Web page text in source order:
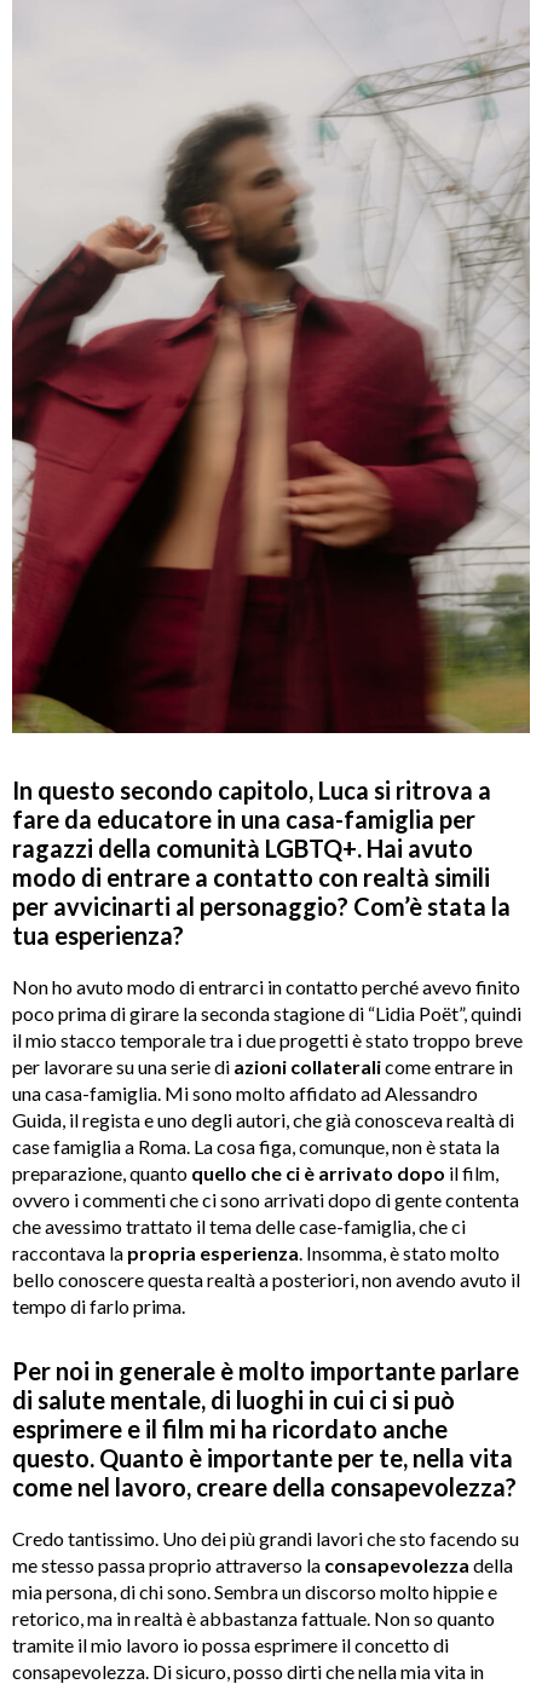
In questo secondo capitolo, Luca si ritrova a
fare da educatore in una casa-famiglia per
ragazzi della comunità LGBTQ+. Hai avuto
modo di entrare a contatto con realtà simili
per avvicinarti al personaggio? Com’è stata la
tua esperienza?
Non ho avuto modo di entrarci in contatto perché avevo finito
poco prima di girare la seconda stagione di “Lidia Poët”, quindi
il mio stacco temporale tra i due progetti è stato troppo breve
per lavorare su una serie di azioni collateralicome entrare in
una casa-famiglia. Mi sono molto affidato ad Alessandro
Guida, il regista e uno degli autori, che già conosceva realtà di
case famiglia a Roma. La cosa figa, comunque, non è stata la
preparazione, quanto quello che ci è arrivato dopo il film,
ovvero i commenti che ci sono arrivati dopo di gente contenta
che avessimo trattato il tema delle case-famiglia, che ci
raccontava la propria esperienza. Insomma, è stato molto
bello conoscere questa realtà a posteriori, non avendo avuto il
tempo di farlo prima.
Per noi in generale è molto importante parlare
di salute mentale, di luoghi in cui ci si può
esprimere e il film mi ha ricordato anche
questo. Quanto è importante per te, nella vita
come nel lavoro, creare della consapevolezza?
Credo tantissimo. Uno dei più grandi lavori che sto facendo su
me stesso passa proprio attraverso la consapevolezza della
mia persona, di chi sono. Sembra un discorso molto hippie e
retorico, ma in realtà è abbastanza fattuale. Non so quanto
tramite il mio lavoro io possa esprimere il concetto di
consapevolezza. Di sicuro, posso dirti che nella mia vita in